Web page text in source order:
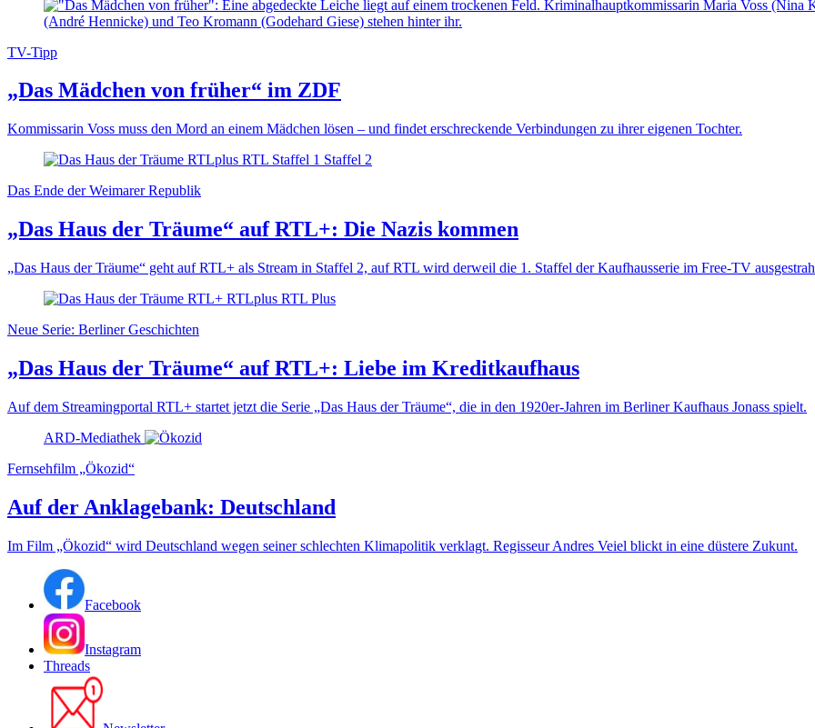
TV-Tipp
„Das Mädchen von früher“ im ZDF
Kommissarin Voss muss den Mord an einem Mädchen lösen – und findet erschreckende Verbindungen zu ihrer eigenen Tochter.
Das Ende der Weimarer Republik
„Das Haus der Träume“ auf RTL+: Die Nazis kommen
„Das Haus der Träume“ geht auf RTL+ als Stream in Staffel 2, auf RTL wird derweil die 1. Staffel der Kaufhausserie im Free-TV
Neue Serie: Berliner Geschichten
„Das Haus der Träume“ auf RTL+: Liebe im Kreditkaufhaus
Auf dem Streamingportal RTL+ startet jetzt die Serie „Das Haus der Träume“, die in den 1920er-Jahren im Berliner Kaufhaus Jonass spielt.
ARD-Mediathek
Fernsehfilm „Ökozid“
Auf der Anklagebank: Deutschland
Im Film „Ökozid“ wird Deutschland wegen seiner schlechten Klimapolitik verklagt. Regisseur Andres Veiel blickt in eine düstere Zukunt.
Facebook
Instagram
Threads